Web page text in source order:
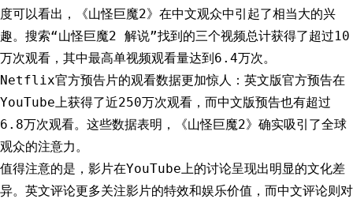
度可以看出，《山怪巨魔2》在中文观众中引起了相当大的兴
趣。搜索“山怪巨魔2 解说”找到的三个视频总计获得了超过10
万次观看，其中最高单视频观看量达到6.4万次。
Netflix官方预告片的观看数据更加惊人：英文版官方预告在
YouTube上获得了近250万次观看，而中文版预告也有超过
6.8万次观看。这些数据表明，《山怪巨魔2》确实吸引了全球
观众的注意力。
值得注意的是，影片在YouTube上的讨论呈现出明显的文化差
异。英文评论更多关注影片的特效和娱乐价值，而中文评论则对